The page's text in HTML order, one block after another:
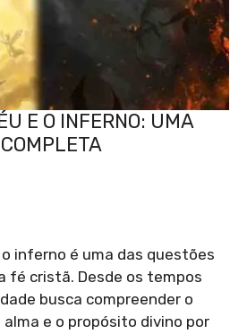
E O INFERNO: UMA
o inferno é uma das questões
fé cristã. Desde os tempos
busca compreender o
e o propósito divino por